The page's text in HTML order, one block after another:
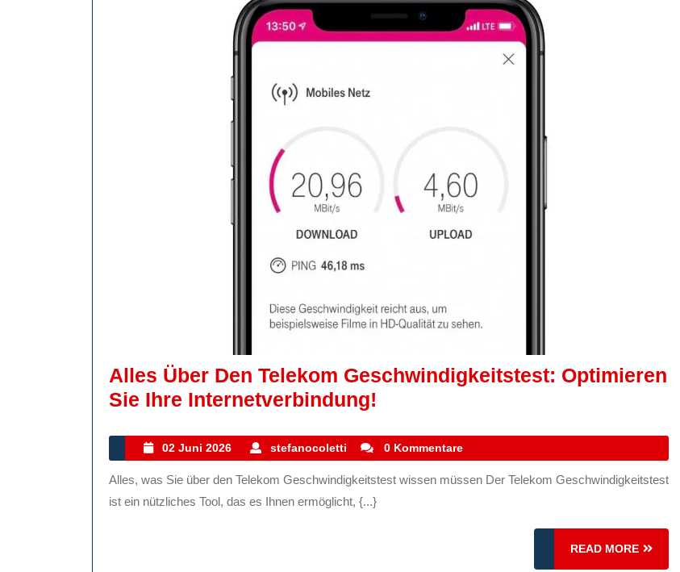
Alles Über Den Telekom Geschwindigkeitstest: Optimieren
Sie Ihre Internetverbindung!
Den
Telekom
02 Juni 2026
02
Juni
2026
stefanocoletti stefanocoletti
0 Kommentare
Alles, was Sie über den Telekom Geschwindigkeitstest wissen müssen Der Telekom Geschwindigkeitstest
ist ein nützliches Tool, das es Ihnen ermöglicht, {...}
READ MORE
READ
MORE